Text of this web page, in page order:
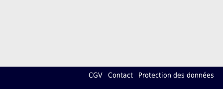
CGV Contact Protection des données